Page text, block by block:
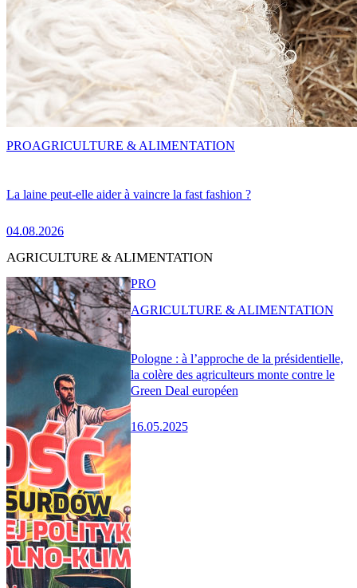
La laine peut-elle aider à vaincre la fast fashion ?
04.08.2026
PROAGRICULTURE & ALIMENTATION
AGRICULTURE & ALIMENTATION
Pologne : à l’approche de la présidentielle,
la colère des agriculteurs monte contre le
Green Deal européen
16.05.2025
PRO
AGRICULTURE & ALIMENTATION